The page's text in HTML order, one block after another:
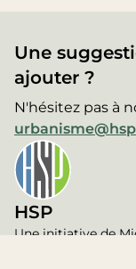
Une
ajouter ?
N'hésitez pas à
HSP
Une initiative de